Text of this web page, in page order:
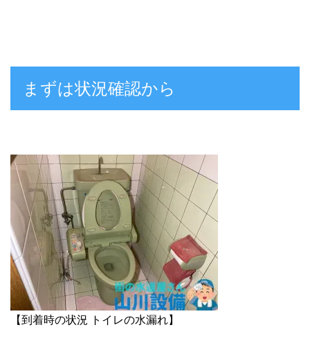
まずは状況確認から
【到着時の状況 トイレの水漏れ】